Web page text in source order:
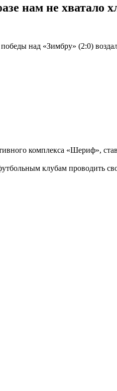
нам не хватало
победы над «Зимбру» (2:0)
комплекса «Шериф»,
клубам проводить